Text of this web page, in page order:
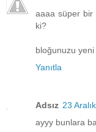
aaaa süper bir
ki?
bloğunuzu
Yanıtla
Adsız 23
ayyy bunlara